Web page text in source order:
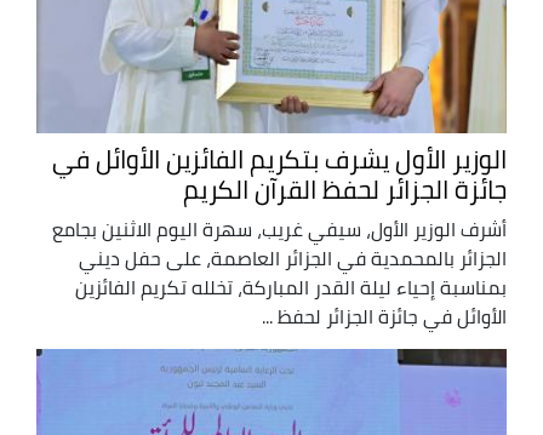
الوزير الأول يشرف بتكريم الفائزين الأوائل في
جائزة الجزائر لحفظ القرآن الكريم
أشرف الوزير الأول، سيفي غريب، سهرة اليوم الاثنين بجامع
الجزائر بالمحمدية في الجزائر العاصمة، على حفل ديني
بمناسبة إحياء ليلة القدر المباركة، تخلله تكريم الفائزين
الأوائل في جائزة الجزائر لحفظ ...